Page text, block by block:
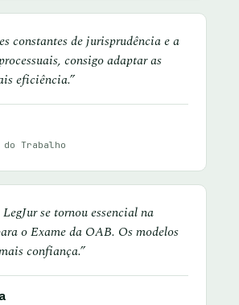
constantes de jurisprudência e a
consigo adaptar as
eficiência.”
Trabalho
se tornou essencial na
o Exame da OAB. Os modelos
confiança.”